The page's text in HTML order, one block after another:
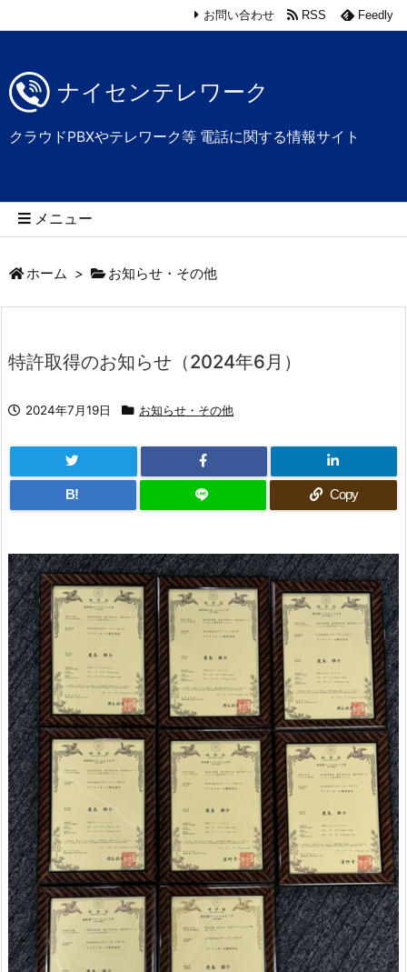
ナイセンテレワーク
クラウドPBXやテレワーク等 電話に関する情報サイト
メニュー
お問い合わせ RSS Feedly
ホーム > お知らせ・その他
特許取得のお知らせ（2024年6月）
2024年7月19日 お知らせ・その他
B! Copy